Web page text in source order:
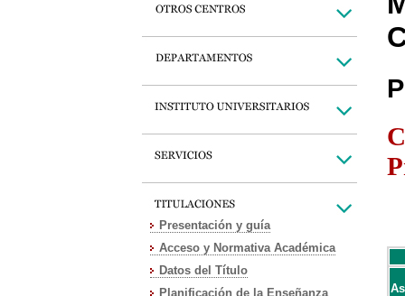
Presentación y guía
Acceso y Normativa Académica
Datos del Título
Planificación de la Enseñanza